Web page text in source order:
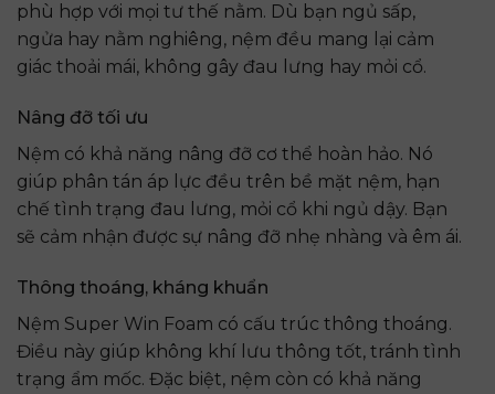
phù hợp với mọi tư thế nằm. Dù bạn ngủ sấp,
ngửa hay nằm nghiêng, nệm đều mang lại cảm
giác thoải mái, không gây đau lưng hay mỏi cổ.
Nâng đỡ tối ưu
Nệm có khả năng nâng đỡ cơ thể hoàn hảo. Nó
giúp phân tán áp lực đều trên bề mặt nệm, hạn
chế tình trạng đau lưng, mỏi cổ khi ngủ dậy. Bạn
sẽ cảm nhận được sự nâng đỡ nhẹ nhàng và êm ái.
Thông thoáng, kháng khuẩn
Nệm Super Win Foam có cấu trúc thông thoáng.
Điều này giúp không khí lưu thông tốt, tránh tình
trạng ẩm mốc. Đặc biệt, nệm còn có khả năng